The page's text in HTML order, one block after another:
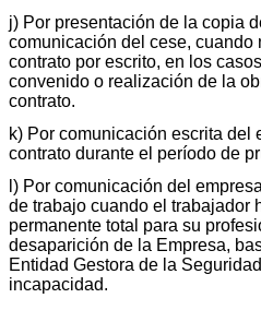
j) Por presentación de la copia
comunicación del cese, cuando
contrato por escrito, en los
convenido o realización de la
contrato.
k) Por comunicación escrita del
contrato durante el período de
l) Por comunicación del
de trabajo cuando el trabajador
permanente total para su
desaparición de la Empresa,
Entidad Gestora de la
incapacidad.